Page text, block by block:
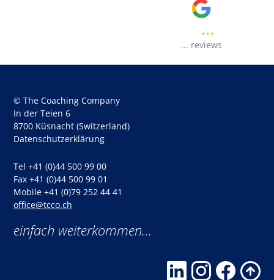
...
... reviews
© The Coaching Company
In der Teien 6
8700 Küsnacht (Switzerland)
Datenschutzerklärung
Tel +41 (0)44 500 99 00
Fax +41 (0)44 500 99 01
Mobile +41 (0)79 252 44 41
office@tcco.ch